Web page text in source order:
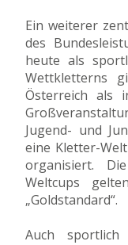
Ein weiterer
des
heute als
Wettkletterns
Österreich als
Jugend- und
eine Kletter-
organisiert.
Weltcups
„Goldstandard“.
Auch